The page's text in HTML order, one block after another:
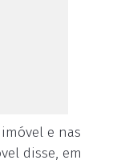
e nas
disse, em